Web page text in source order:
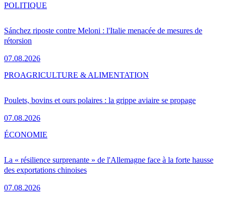
Sánchez riposte contre Meloni : l'Italie menacée de mesures de
rétorsion
07.08.2026
POLITIQUE
Poulets, bovins et ours polaires : la grippe aviaire se propage
07.08.2026
PROAGRICULTURE & ALIMENTATION
La « résilience surprenante » de l'Allemagne face à la forte hausse
des exportations chinoises
07.08.2026
ÉCONOMIE